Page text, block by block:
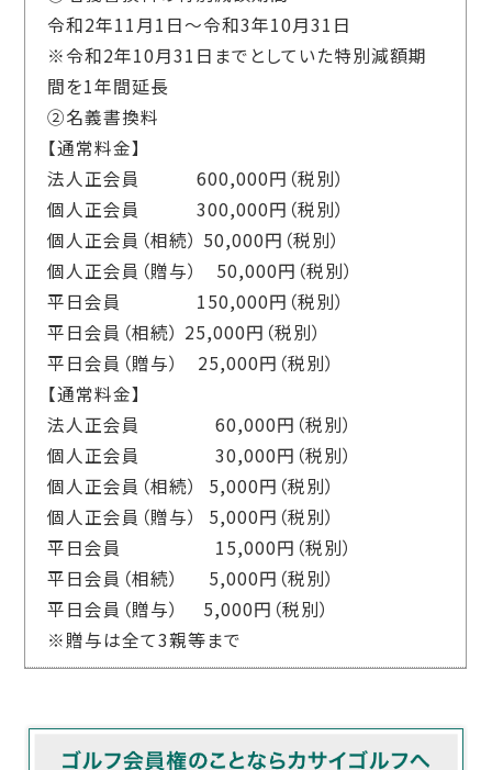
令和2年11月1日～令和3年10月31日
※令和2年10月31日までとしていた特別減額期
間を1年間延長
②名義書換料
【通常料金】
法人正会員 600,000円（税別）
個人正会員 300,000円（税別）
個人正会員（相続） 50,000円（税別）
個人正会員（贈与） 50,000円（税別）
平日会員 150,000円（税別）
平日会員（相続） 25,000円（税別）
平日会員（贈与） 25,000円（税別）
【通常料金】
法人正会員 60,000円（税別）
個人正会員 30,000円（税別）
個人正会員（相続） 5,000円（税別）
個人正会員（贈与） 5,000円（税別）
平日会員 15,000円（税別）
平日会員（相続） 5,000円（税別）
平日会員（贈与） 5,000円（税別）
※贈与は全て3親等まで